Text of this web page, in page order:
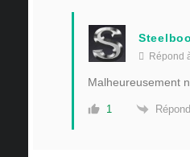
Répond
Malheureusement
1